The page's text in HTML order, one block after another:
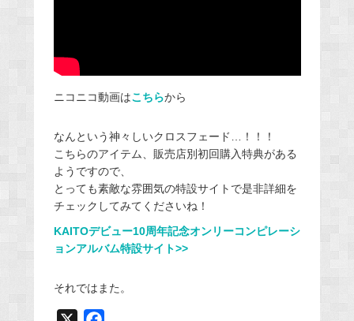
ニコニコ動画はこちらから
なんという神々しいクロスフェード…！！！
こちらのアイテム、販売店別初回購入特典がある
ようですので、
とっても素敵な雰囲気の特設サイトで是非詳細を
チェックしてみてくださいね！
KAITOデビュー10周年記念オンリーコンピレーシ
ョンアルバム特設サイト>>
それではまた。